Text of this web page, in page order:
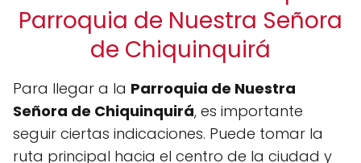
Parroquia de Nuestra Señora
de Chiquinquirá
Para llegar a la Parroquia de Nuestra
Señora de Chiquinquirá, es importante
seguir ciertas indicaciones. Puede tomar la
ruta principal hacia el centro de la ciudad y